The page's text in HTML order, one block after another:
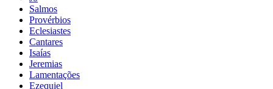
Salmos
Provérbios
Eclesiastes
Cantares
Isaías
Jeremias
Lamentações
Ezequiel